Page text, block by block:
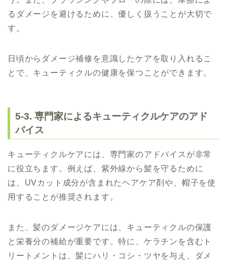
るダメージを避けるために、優しく扱うことが大切で
す。
日頃からダメージ補修を意識したケアを取り入れるこ
とで、キューティクルの健康を保つことができます。
5-3. 専門家によるキューティクルケアのアド
バイス
キューティクルケアには、専門家のアドバイスが非常
に役立ちます。例えば、紫外線から髪を守るために
は、UVカット成分が含まれたヘアケア剤や、帽子を使
用することが推奨されます。
また、髪のダメージケアには、キューティクルの保護
と栄養分の補給が重要です。特に、ケラチンを含むト
リートメントは、髪にハリ・コシ・ツヤを与え、ダメ